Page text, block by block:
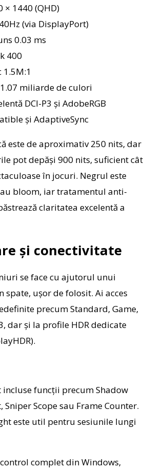
× 1440 (QHD)
(via DisplayPort)
0.03 ms
400
miliarde de culori
DCI-P3 și AdobeRGB
și AdaptiveSync
este de aproximativ 250 nits, dar
pot depăși 900 nits, suficient cât
în jocuri. Negrul este
bloom, iar tratamentul anti-
claritatea excelentă a
și conectivitate
se face cu ajutorul unui
spate, ușor de folosit. Ai acces
precum Standard, Game,
dar și la profile HDR dedicate
funcții precum Shadow
Sniper Scope sau Frame Counter.
este util pentru sesiunile lungi
complet din Windows,